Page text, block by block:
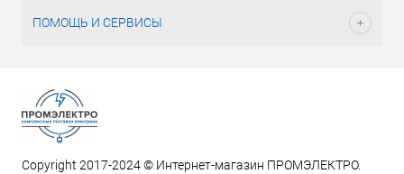
ПОМОЩЬ И СЕРВИСЫ
Copyright 2017-2024 © Интернет-магазин ПРОМЭЛЕКТРО.